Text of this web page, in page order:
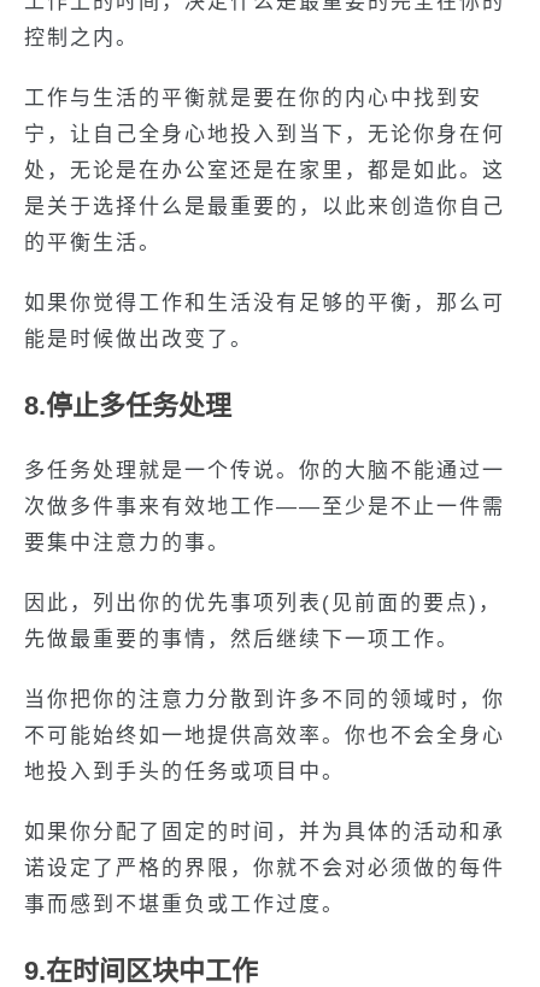
控制之内。
工作与生活的平衡就是要在你的内心中找到安
宁，让自己全身心地投入到当下，无论你身在何
处，无论是在办公室还是在家里，都是如此。这
是关于选择什么是最重要的，以此来创造你自己
的平衡生活。
如果你觉得工作和生活没有足够的平衡，那么可
能是时候做出改变了。
8.停止多任务处理
多任务处理就是一个传说。你的大脑不能通过一
次做多件事来有效地工作——至少是不止一件需
要集中注意力的事。
因此，列出你的优先事项列表(见前面的要点)，
先做最重要的事情，然后继续下一项工作。
当你把你的注意力分散到许多不同的领域时，你
不可能始终如一地提供高效率。你也不会全身心
地投入到手头的任务或项目中。
如果你分配了固定的时间，并为具体的活动和承
诺设定了严格的界限，你就不会对必须做的每件
事而感到不堪重负或工作过度。
9.在时间区块中工作